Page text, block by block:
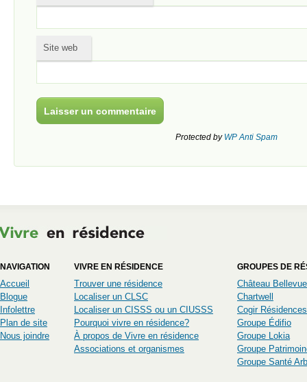
Site web
Protected by WP Anti Spam
NAVIGATION
Accueil
Blogue
Infolettre
Plan de site
Nous joindre
VIVRE EN RÉSIDENCE
Trouver une résidence
Localiser un CLSC
Localiser un CISSS ou un CIUSSS
Pourquoi vivre en résidence?
À propos de Vivre en résidence
Associations et organismes
GROUPES DE
Château Bellevue
Chartwell
Cogir Résidences
Groupe Édifio
Groupe Lokia
Groupe
Groupe Santé